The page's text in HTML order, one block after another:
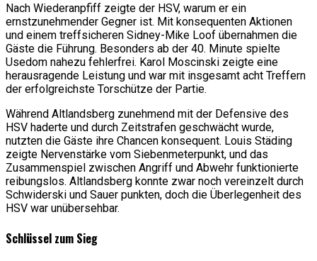
Nach Wiederanpfiff zeigte der HSV, warum er ein
ernstzunehmender Gegner ist. Mit konsequenten Aktionen
und einem treffsicheren Sidney-Mike Loof übernahmen die
Gäste die Führung. Besonders ab der 40. Minute spielte
Usedom nahezu fehlerfrei. Karol Moscinski zeigte eine
herausragende Leistung und war mit insgesamt acht Treffern
der erfolgreichste Torschütze der Partie.
Während Altlandsberg zunehmend mit der Defensive des
HSV haderte und durch Zeitstrafen geschwächt wurde,
nutzten die Gäste ihre Chancen konsequent. Louis Städing
zeigte Nervenstärke vom Siebenmeterpunkt, und das
Zusammenspiel zwischen Angriff und Abwehr funktionierte
reibungslos. Altlandsberg konnte zwar noch vereinzelt durch
Schwiderski und Sauer punkten, doch die Überlegenheit des
HSV war unübersehbar.
Schlüssel zum Sieg